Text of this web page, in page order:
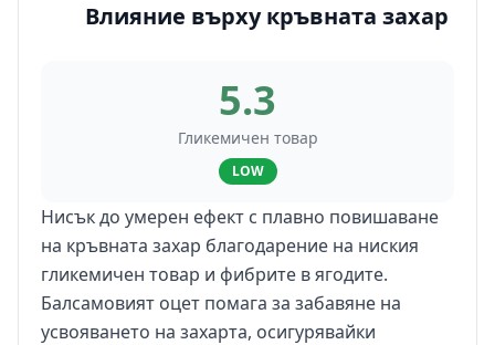
Влияние върху кръвната захар
5.3
Гликемичен товар
LOW
Нисък до умерен ефект с плавно повишаване
на кръвната захар благодарение на ниския
гликемичен товар и фибрите в ягодите.
Балсамовият оцет помага за забавяне на
усвояването на захарта, осигурявайки